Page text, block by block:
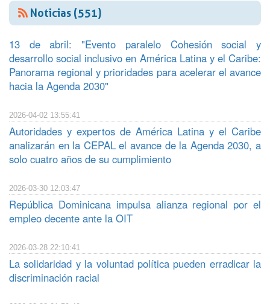
Noticias (551)
13 de abril: "Evento paralelo Cohesión social y
desarrollo social inclusivo en América Latina y el Caribe:
Panorama regional y prioridades para acelerar el avance
hacia la Agenda 2030"
2026-04-02 13:55:41
Autoridades y expertos de América Latina y el Caribe
analizarán en la CEPAL el avance de la Agenda 2030, a
solo cuatro años de su cumplimiento
2026-03-30 12:03:47
República Dominicana impulsa alianza regional por el
empleo decente ante la OIT
2026-03-28 22:10:41
La solidaridad y la voluntad política pueden erradicar la
discriminación racial